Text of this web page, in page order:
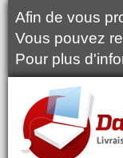
Afin de vous
Vous pouvez
Pour plus